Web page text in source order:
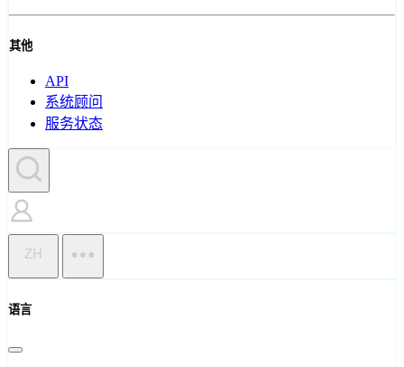
其他
API
系统顾问
服务状态
ZH
语言